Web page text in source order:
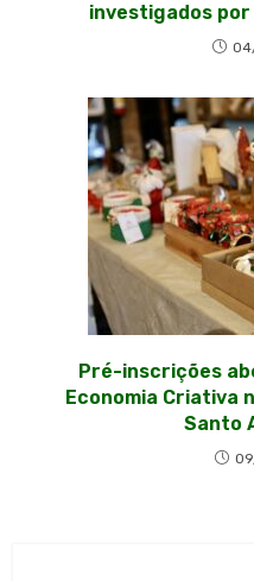
investigados
Pré-inscrições
Economia Criativa
Santo